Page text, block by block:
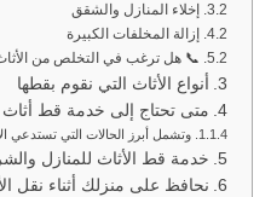
إخلاء المنازل والشقق
إزالة المخلفات الكبيرة
📞 هل ترغب في التخلص من
أنواع الأثاث التي نقوم بقطها
متى تحتاج إلى خدمة قط
وتشمل أبرز الحالات التي تستدعي
خدمة قط الأثاث للمنازل
نحافظ على منزلك أثناء نقل